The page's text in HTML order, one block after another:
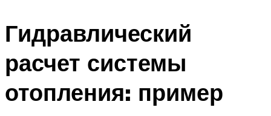
Гидравлический
расчет системы
отопления: пример